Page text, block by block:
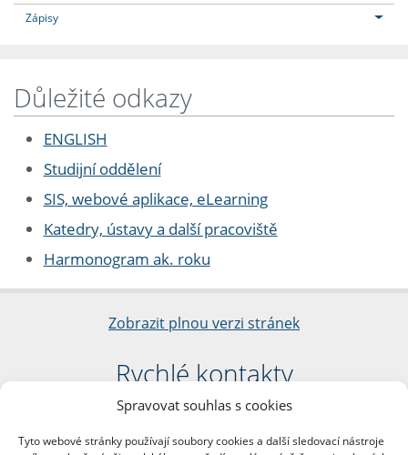
Spravovat souhlas s cookies
Tyto webové stránky používají soubory cookies a další sledovací nástroje
Zápisy
Důležité odkazy
ENGLISH
Studijní oddělení
SIS, webové aplikace, eLearning
Katedry, ústavy a další pracoviště
Harmonogram ak. roku
Zobrazit plnou verzi stránek
Rychlé kontakty
Filozofická fakulta
nám. Jana Palacha 1/2